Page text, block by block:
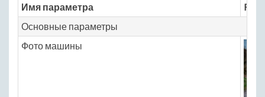
Имя параметра
Основные параметры
Фото машины